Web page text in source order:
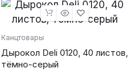
Канцтовары
Дырокол Deli 0120, 40 листов,
тёмно-серый